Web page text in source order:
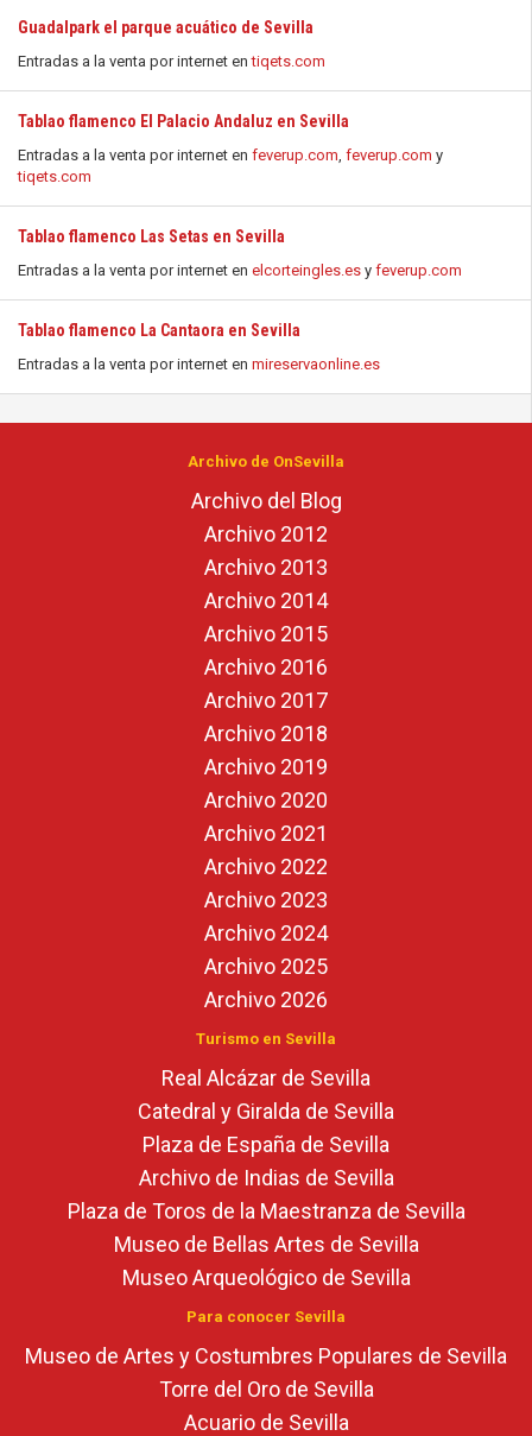
Guadalpark el parque acuático de Sevilla
Entradas a la venta por internet entiqets.com
Tablao flamenco El Palacio Andaluz en Sevilla
Entradas a la venta por internet en feverup.com, feverup.com y
tiqets.com
Tablao flamenco Las Setas en Sevilla
Entradas a la venta por internet en elcorteingles.es y feverup.com
Tablao flamenco La Cantaora en Sevilla
Entradas a la venta por internet en mireservaonline.es
Archivo de OnSevilla
Archivo del Blog
Archivo 2012
Archivo 2013
Archivo 2014
Archivo 2015
Archivo 2016
Archivo 2017
Archivo 2018
Archivo 2019
Archivo 2020
Archivo 2021
Archivo 2022
Archivo 2023
Archivo 2024
Archivo 2025
Archivo 2026
Turismo en Sevilla
Real Alcázar de Sevilla
Catedral y Giralda de Sevilla
Plaza de España de Sevilla
Archivo de Indias de Sevilla
Plaza de Toros de la Maestranza de Sevilla
Museo de Bellas Artes de Sevilla
Museo Arqueológico de Sevilla
Para conocer Sevilla
Museo de Artes y Costumbres Populares de Sevilla
Torre del Oro de Sevilla
Acuario de Sevilla